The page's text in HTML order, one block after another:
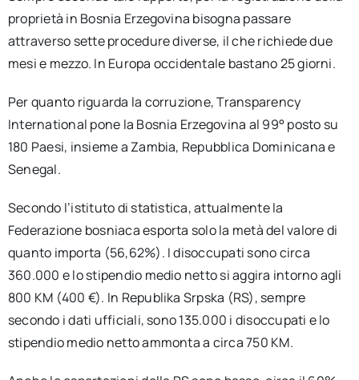
proprietà in Bosnia Erzegovina bisogna passare
attraverso sette procedure diverse, il che richiede due
mesi e mezzo. In Europa occidentale bastano 25 giorni.
Per quanto riguarda la corruzione, Transparency
International pone la Bosnia Erzegovina al 99° posto su
180 Paesi, insieme a Zambia, Repubblica Dominicana e
Senegal.
Secondo l’istituto di statistica, attualmente la
Federazione bosniaca esporta solo la metà del valore di
quanto importa (56,62%). I disoccupati sono circa
360.000 e lo stipendio medio netto si aggira intorno agli
800 KM (400 €). In Republika Srpska (RS), sempre
secondo i dati ufficiali, sono 135.000 i disoccupati e lo
stipendio medio netto ammonta a circa 750 KM.